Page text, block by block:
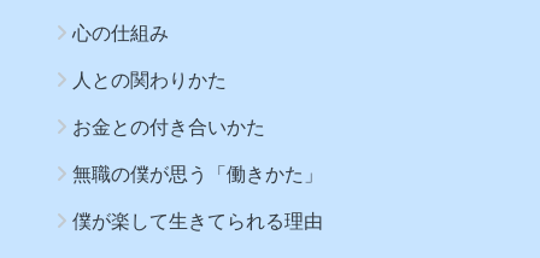
心の仕組み
人との関わりかた
お金との付き合いかた
無職の僕が思う「働きかた」
僕が楽して生きてられる理由